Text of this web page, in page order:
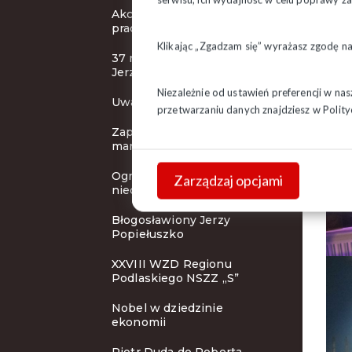
Klikając „Zgadzam się” wyrażasz zgodę
Niezależnie od ustawień preferencji w
przetwarzaniu danych znajdziesz w
Zarządzaj opcjami
Akcja protestacyjna
pracowników handlu
37 rocznica śmierci bł. ks.
Jerzego Popiełuszko
Uwaga! Pilne!
Zaproszenie na
manifestację
Ograniczenie handlu w
niedzielę - nowe przepisy
Błogosławiony Jerzy
Popiełuszko
XXVIII WZD Regionu
Podlaskiego NSZZ „S”
Nobel w dziedzinie
ekonomii